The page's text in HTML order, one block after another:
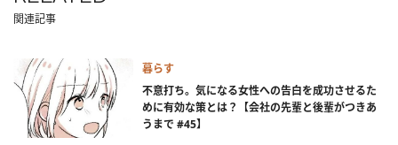
関連記事
暮らす
不意打ち。気になる女性への告白を成功させるた
めに有効な策とは？【会社の先輩と後輩がつきあ
うまで #45】